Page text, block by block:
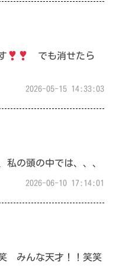
でも消せたら
2026-05-15 14:33:03
私の頭の中では、、、
2026-06-10 17:14:01
みんな天才！！笑笑